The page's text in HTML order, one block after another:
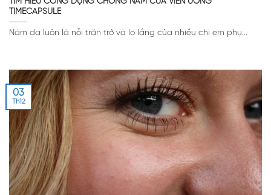
TIMECAPSULE
Nám da luôn là nỗi trăn trở và lo lắng của nhiều chị em phụ...
03
Th12